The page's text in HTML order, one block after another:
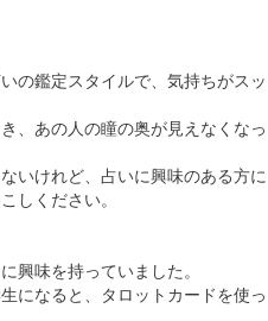
イベントでも活躍中。色々な角度
ております。恋愛・不倫・天職・
に20代の方からは「ヤバイ！」と
鑑定は致しませんので予めご了承
の鑑定スタイルで、気持ちがスッ